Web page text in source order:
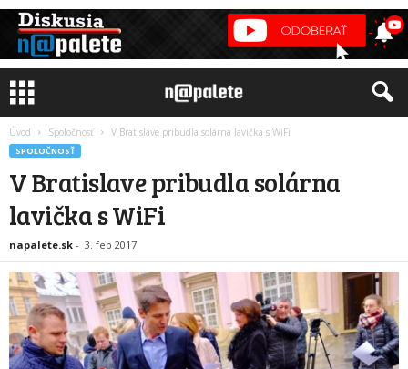
Úvod Spoločnosť V Bratislave pribudla solárna lavička s WiFi
SPOLOČNOSŤ
V Bratislave pribudla solárna
lavička s WiFi
napalete.sk - 3. feb 2017